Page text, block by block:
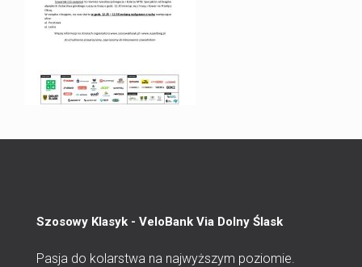
Szosowy Klasyk - VeloBank Via Dolny Ślask
Pasja do kolarstwa na najwyższym poziomie.